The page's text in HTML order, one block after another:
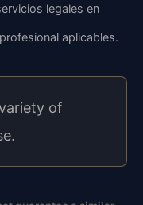
legales en
aplicables.
of